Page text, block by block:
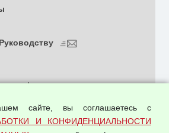
и конфиденциальности
персональных данных
продажи
сайте, вы соглашаетесь с
И КОНФИДЕНЦИАЛЬНОСТИ